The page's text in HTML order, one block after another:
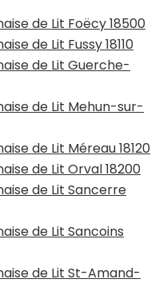
de Lit Foëcy 18500
de Lit Fussy 18110
de Lit Guerche-
de Lit Mehun-sur-
de Lit Méreau 18120
de Lit Orval 18200
de Lit Sancerre
de Lit Sancoins
de Lit St-Amand-